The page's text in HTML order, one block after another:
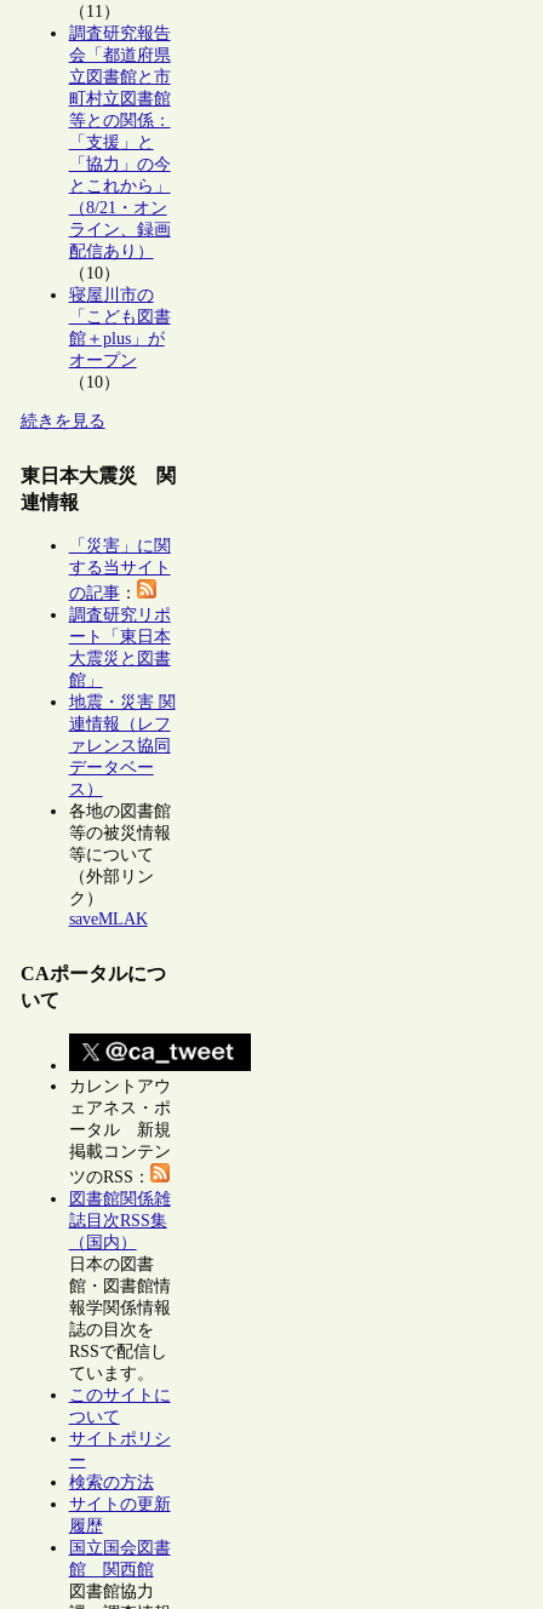
（11）
調査研究報告
会「都道府県
立図書館と市
町村立図書館
等との関係：
「支援」と
「協力」の今
とこれから」
（8/21・オン
ライン、録画
配信あり）
（10）
寝屋川市の
「こども図書
館＋plus」が
オープン
（10）
続きを見る
東日本大震災 関
連情報
「災害」に関
する当サイト
の記事：
調査研究リポ
ート「東日本
大震災と図書
館」
地震・災害 関
連情報（レフ
ァレンス協同
データベー
ス）
各地の図書館
等の被災情報
等について
（外部リン
ク）
saveMLAK
CAポータルにつ
いて
カレントアウ
ェアネス・ポ
ータル 新規
掲載コンテン
ツのRSS：
図書館関係雑
誌目次RSS集
（国内）
日本の図書
館・図書館情
報学関係情報
誌の目次を
RSSで配信し
ています。
このサイトに
ついて
サイトポリシ
ー
検索の方法
サイトの更新
履歴
国立国会図書
館 関西館
図書館協力